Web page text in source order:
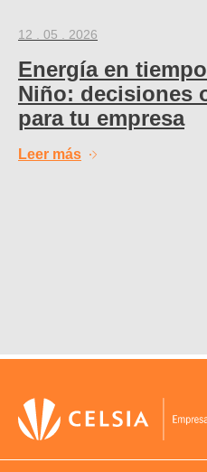
12 . 05 . 2026
Energía en
Niño: decisiones
para tu empresa
Leer más